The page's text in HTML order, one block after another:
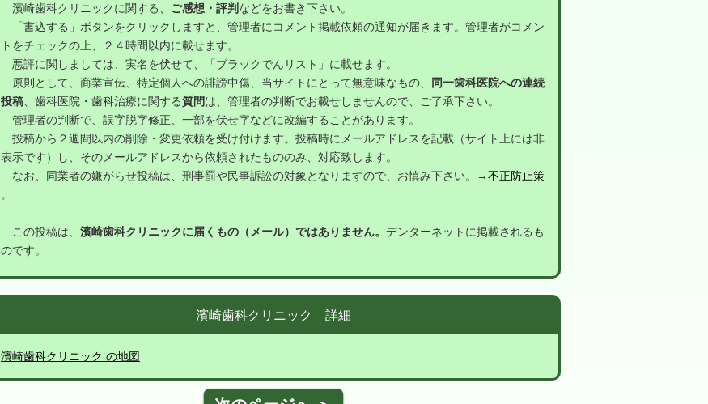
濱崎歯科クリニックに関する、 ご感想・評判 などをお書き下さい。
「書込する」ボタンをクリックしますと、管理者にコメント掲載依頼の通知が届きます。管理者がコメン
トをチェックの上、２４時間以内に載せます。
悪評に関しましては、実名を伏せて、「ブラックでんリスト」に載せます。
原則として、商業宣伝、特定個人への誹謗中傷、当サイトにとって無意味なもの、
同一歯科医院への連続
投稿 、歯科医院・歯科治療に関する質問は、管理者の判断でお載せしませんので、ご了承下さい。
管理者の判断で、誤字脱字修正、一部を伏せ字などに改編することがあります。
投稿から２週間以内の削除・変更依頼を受け付けます。投稿時にメールアドレスを記載（サイト上には非
表示です）し、そのメールアドレスから依頼されたもののみ、対応致します。
なお、同業者の嫌がらせ投稿は、刑事罰や民事訴訟の対象となりますので、お慎み下さい。→不正防止策
。
この投稿は、 濱崎歯科クリニックに届くもの（メール）ではありません。 デンターネットに掲載されるも
のです。
濱崎歯科クリニック 詳細
濱崎歯科クリニック の地図